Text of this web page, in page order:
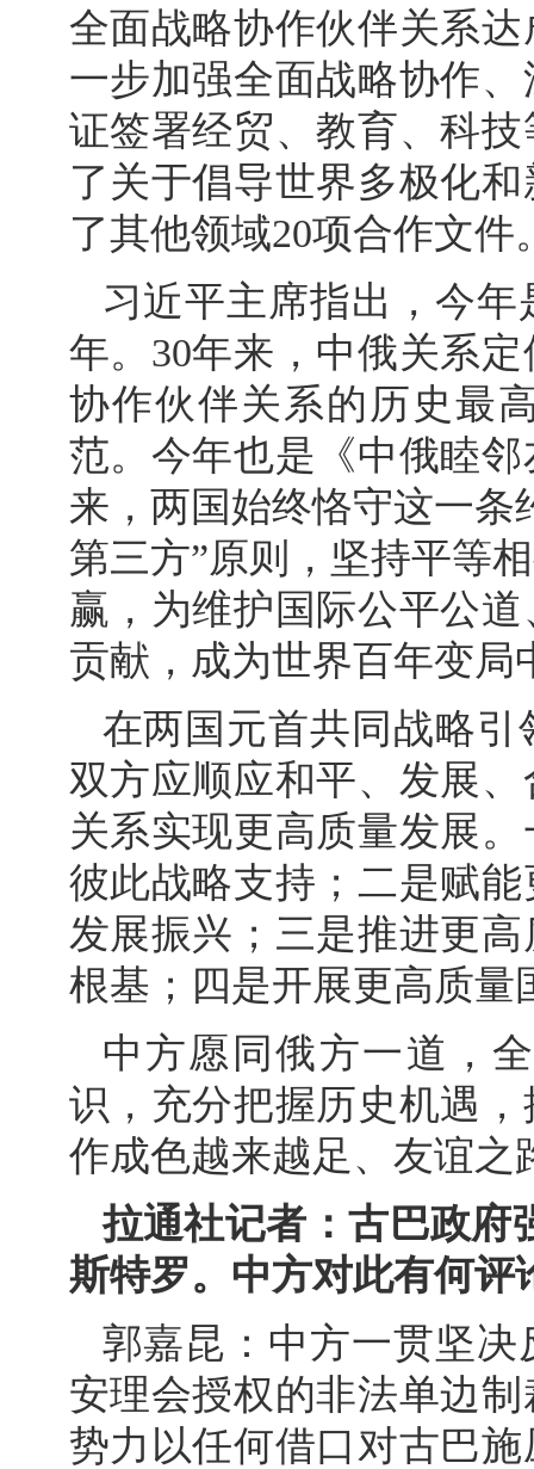
全面战略协作伙伴关系
一步加强全面战略协作
证签署经贸、教育、科
了关于倡导世界多极化
了其他领域20项合作文件
习近平主席指出，今
年。30年来，中俄关系
协作伙伴关系的历史最
范。今年也是《中俄睦
来，两国始终恪守这一条
第三方”原则，坚持平等
赢，为维护国际公平公
贡献，成为世界百年变局
在两国元首共同战略
双方应顺应和平、发展
关系实现更高质量发展
彼此战略支持；二是赋
发展振兴；三是推进更
根基；四是开展更高质量
中方愿同俄方一道，
识，充分把握历史机遇
作成色越来越足、友谊之
拉通社记者：古巴政府
斯特罗。中方对此有何评
郭嘉昆：中方一贯坚
安理会授权的非法单边
势力以任何借口对古巴